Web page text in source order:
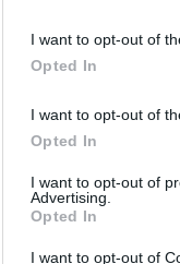
I want to opt-out of
Opted In
I want to opt-out of
Opted In
I want to opt-out of
Advertising.
Opted In
I want to opt-out of